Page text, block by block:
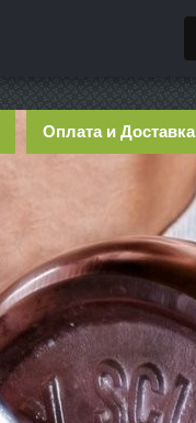
Оплата и Доставка